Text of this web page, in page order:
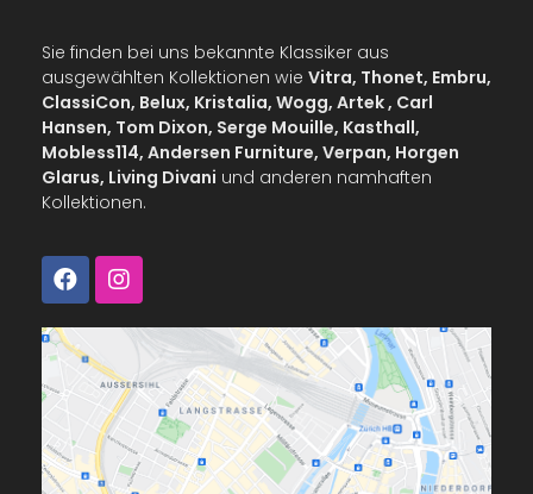
Sie finden bei uns bekannte Klassiker aus
ausgewählten Kollektionen wie Vitra, Thonet, Embru,
ClassiCon, Belux, Kristalia, Wogg, Artek , Carl
Hansen, Tom Dixon, Serge Mouille, Kasthall,
Mobless114, Andersen Furniture, Verpan, Horgen
Glarus, Living Divani und anderen namhaften
Kollektionen.